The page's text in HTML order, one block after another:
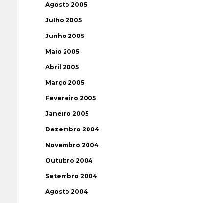
Agosto 2005
Julho 2005
Junho 2005
Maio 2005
Abril 2005
Março 2005
Fevereiro 2005
Janeiro 2005
Dezembro 2004
Novembro 2004
Outubro 2004
Setembro 2004
Agosto 2004